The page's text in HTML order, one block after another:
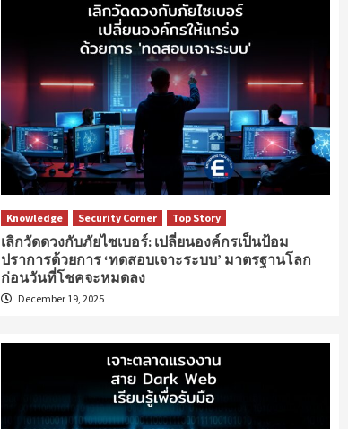
Knowledge Security Corner Top Story
เลิกวัดดวงกับภัยไซเบอร์: เปลี่ยนองค์กรเป็นป้อม
ปราการด้วยการ ‘ทดสอบเจาะระบบ’ มาตรฐานโลก
ก่อนวันที่โชคจะหมดลง
December 19, 2025